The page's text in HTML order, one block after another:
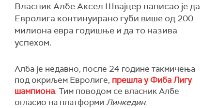
Власник Албе Аксел Швајцер написао је да
Евролига континуирано губи више од 200
милиона евра годишње и да то назива
успехом.
Алба је недавно, после 24 године такмичења
под окриљем Евролиге, прешла у Фиба Лигу
шампиона. Тим поводом се власник Албе
огласио на платформи Линкедин.